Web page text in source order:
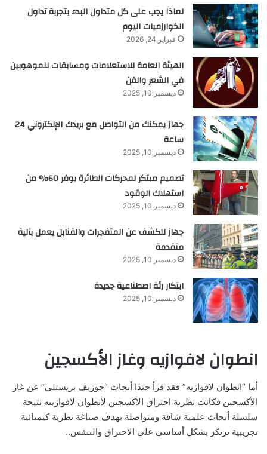
لماذا يجب على كل متداول البدء بتجربة تداول
الخوارزميات اليوم
فبراير 24, 2026
الهيئة العامة للاستعلامات ومسابقات للموهوبين
في الشعر والفن
ديسمبر 10, 2025
جهاز يمكنك من التواصل مع بريدك الإلكتروني 24
ساعة
ديسمبر 10, 2025
تصميم مبتكر لمحركات الطائرة يوفر 60% من
استهلاك الوقود
ديسمبر 10, 2025
جهاز للكشف عن المتفجرات والقنابل يعمل بآلية
متقدمة
ديسمبر 10, 2025
ابتكار رئة اصطناعية جديدة
ديسمبر 10, 2025
انطوان لافوازيه وغاز الأكسجين
أما “انطوان لافوازيه” فقد قرأ جيدًا أبحاث “جوزيف بريستلي” عن غاز
الأكسجين فكانت نظرية احتراق الأكسجين لأنطوان لافوازييه نتيجة
سلسلة أبحاث علمية شاقة ومتواصلة بهدف صياغة نظرية كيميائية
تجريبية ترتكز بشكل أساسي على الاحتراق والتنفس..